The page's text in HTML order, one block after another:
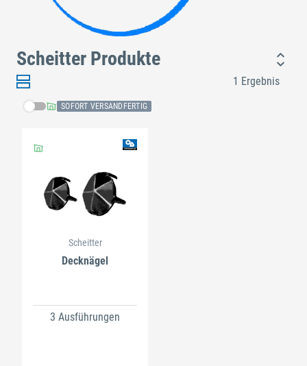
Scheitter Produkte
1 Ergebnis
SOFORT VERSANDFERTIG
Scheitter
Decknägel
3 Ausführungen